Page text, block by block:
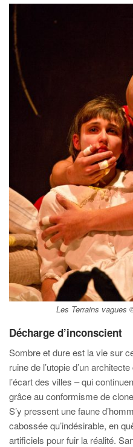
Les Terrains vagues
Décharge d’inconscient
Sombre et dure est la vie sur
ruine de l’utopie d’un
l’écart des villes – qui
grâce au conformisme de
S’y pressent une faune
cabossée qu’indésirable, en
artificiels pour fuir la réalité.